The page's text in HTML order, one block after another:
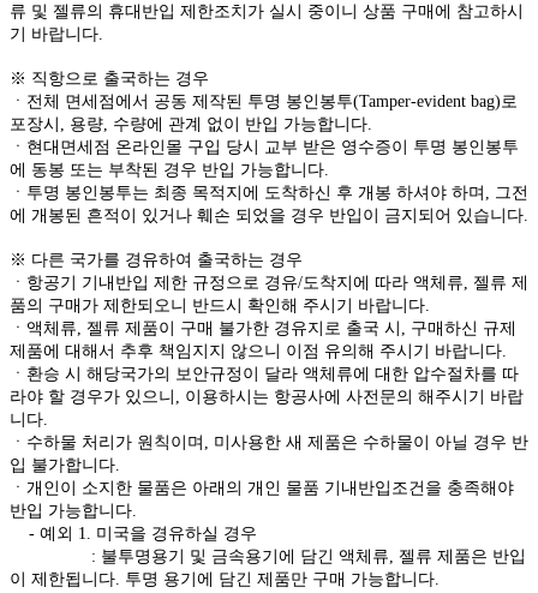
류 및 젤류의 휴대반입 제한조치가 실시 중이니 상품 구매에 참고하시
기 바랍니다.
※ 직항으로 출국하는 경우
ㆍ전체 면세점에서 공동 제작된 투명 봉인봉투(Tamper-evident bag)로
포장시, 용량, 수량에 관계 없이 반입 가능합니다.
ㆍ현대면세점 온라인몰 구입 당시 교부 받은 영수증이 투명 봉인봉투
에 동봉 또는 부착된 경우 반입 가능합니다.
ㆍ투명 봉인봉투는 최종 목적지에 도착하신 후 개봉 하셔야 하며, 그전
에 개봉된 흔적이 있거나 훼손 되었을 경우 반입이 금지되어 있습니다.
※ 다른 국가를 경유하여 출국하는 경우
ㆍ항공기 기내반입 제한 규정으로 경유/도착지에 따라 액체류, 젤류 제
품의 구매가 제한되오니 반드시 확인해 주시기 바랍니다.
ㆍ액체류, 젤류 제품이 구매 불가한 경유지로 출국 시, 구매하신 규제
제품에 대해서 추후 책임지지 않으니 이점 유의해 주시기 바랍니다.
ㆍ환승 시 해당국가의 보안규정이 달라 액체류에 대한 압수절차를 따
라야 할 경우가 있으니, 이용하시는 항공사에 사전문의 해주시기 바랍
니다.
ㆍ수하물 처리가 원칙이며, 미사용한 새 제품은 수하물이 아닐 경우 반
입 불가합니다.
ㆍ개인이 소지한 물품은 아래의 개인 물품 기내반입조건을 충족해야
반입 가능합니다.
- 예외 1. 미국을 경유하실 경우
: 불투명용기 및 금속용기에 담긴 액체류, 젤류 제품은 반입
이 제한됩니다. 투명 용기에 담긴 제품만 구매 가능합니다.